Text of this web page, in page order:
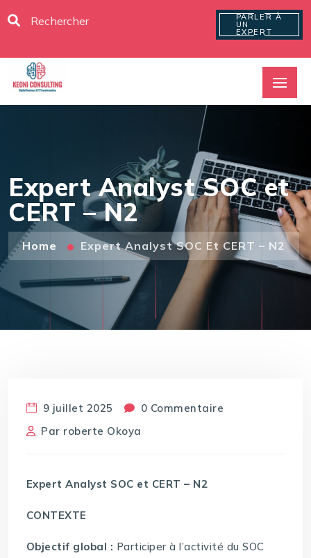
PARLER À
UN
EXPERT
Expert Analyst SOC et
CERT – N2
Home Expert Analyst SOC Et CERT – N2
9 juillet 2025
0 Commentaire
Par roberte Okoya
Expert Analyst SOC et CERT – N2
CONTEXTE
Objectif global : Participer à l’activité du SOC